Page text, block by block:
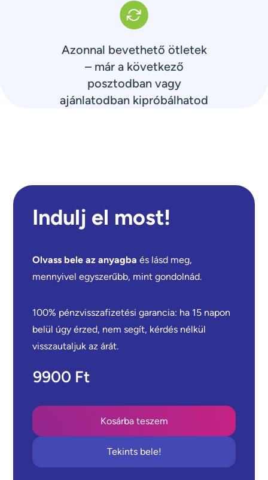
Azonnal bevethető ötletek
– már a következő
posztodban vagy
ajánlatodban kipróbálhatod
Indulj el most!
Olvass bele az anyagba és lásd meg,
mennyivel egyszerűbb, mint gondolnád.
100% pénzvisszafizetési garancia: ha 15 napon
belül úgy érzed, nem segít, kérdés nélkül
visszautaljuk az árát.
9900 Ft
Tekints bele!